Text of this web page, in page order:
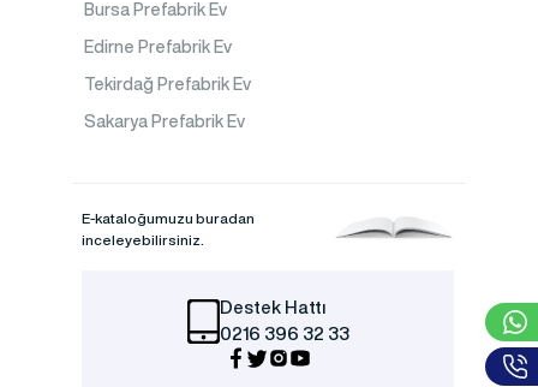
Bursa Prefabrik Ev
Edirne Prefabrik Ev
Tekirdağ Prefabrik Ev
Sakarya Prefabrik Ev
E-kataloğumuzu buradan
inceleyebilirsiniz.
Destek Hattı
0216 396 32 33